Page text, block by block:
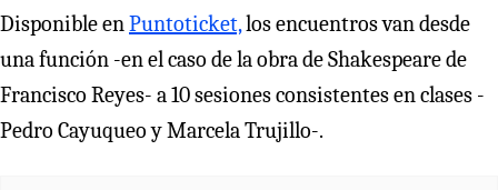
Disponible enPuntoticket,los encuentros van desde
una función -en el caso de la obra de Shakespeare de
Francisco Reyes- a 10 sesiones consistentes en clases -
Pedro Cayuqueo y Marcela Trujillo-.